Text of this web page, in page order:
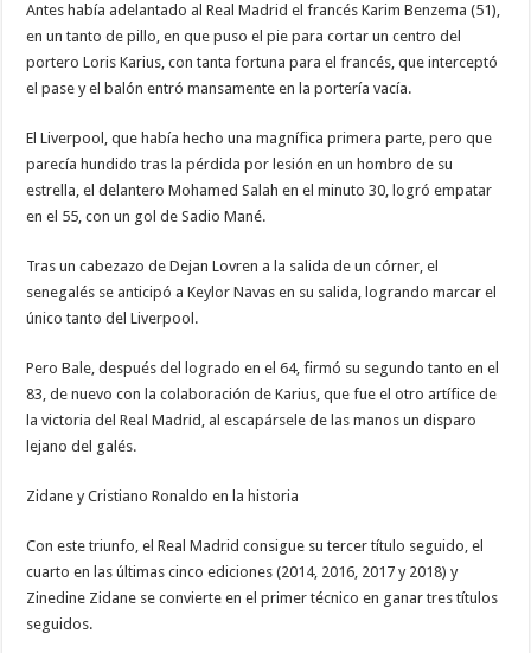
Antes había adelantado al Real Madrid el francés Karim Benzema (51),
en un tanto de pillo, en que puso el pie para cortar un centro del
portero Loris Karius, con tanta fortuna para el francés, que interceptó
el pase y el balón entró mansamente en la portería vacía.
El Liverpool, que había hecho una magnífica primera parte, pero que
parecía hundido tras la pérdida por lesión en un hombro de su
estrella, el delantero Mohamed Salah en el minuto 30, logró empatar
en el 55, con un gol de Sadio Mané.
Tras un cabezazo de Dejan Lovren a la salida de un córner, el
senegalés se anticipó a Keylor Navas en su salida, logrando marcar el
único tanto del Liverpool.
Pero Bale, después del logrado en el 64, firmó su segundo tanto en el
83, de nuevo con la colaboración de Karius, que fue el otro artífice de
la victoria del Real Madrid, al escapársele de las manos un disparo
lejano del galés.
Zidane y Cristiano Ronaldo en la historia
Con este triunfo, el Real Madrid consigue su tercer título seguido, el
cuarto en las últimas cinco ediciones (2014, 2016, 2017 y 2018) y
Zinedine Zidane se convierte en el primer técnico en ganar tres títulos
seguidos.